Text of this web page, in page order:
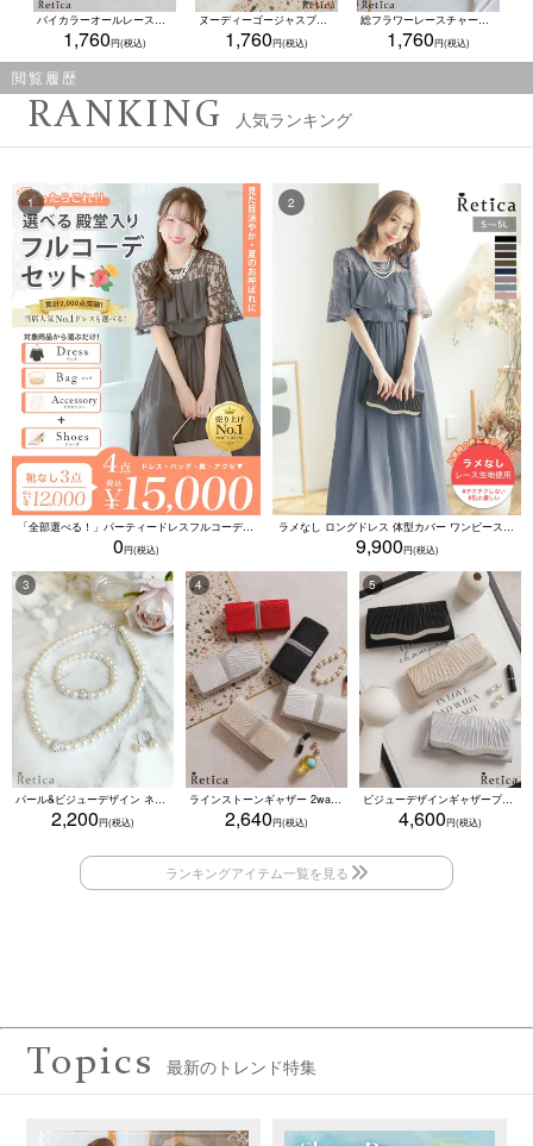
バイカラーオールレース脇高ブラジャー＆ショーツ2点セット(A~F,65~80)
1,760
ヌーディーゴージャスブラックレースカップブラジャー&ショーツセット★(ブラック)(B~F,65~80)
1,760
総フラワーレースチャーム付きカップブラジャー＆ショーツセット(A～F/65～80)
1,760
閲覧履歴
RANKING 人気ランキング
「全部選べる！」パーティードレスフルコーデセット (ドレス1点＋バッグ1点＋アクセ1点+靴1足/4点15000円(税込)/靴なしで12000円(税込))
0
ラメなし ロングドレス 体型カバー ワンピース 敏感肌対応 結婚式 二次会 お呼ばれ 大人 上品 (Sサイズ～5Lサイズ)
9,900
パール&ビジューデザイン ネックレス×ピアス×ブレスレット アクセサリー3set
2,200
ラインストーンギャザー 2wayプリーツクラッチバッグ(ベージュ/シルバー/ブラック/ホワイト/レッド)
2,640
ビジューデザインギャザープリーツ入り2wayバッグ(ベージュ/シルバー/ブラック)
4,600
Topics 最新のトレンド特集